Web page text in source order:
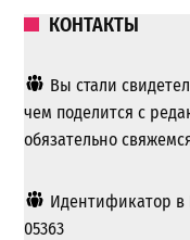
КОНТАКТЫ
Вы стали
чем поделится с
обязательно
Идентификатор в
05363